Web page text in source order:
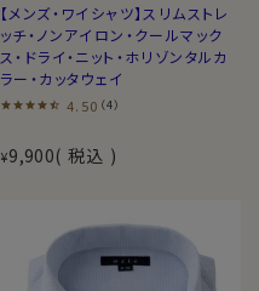
【メンズ・ワイシャツ】スリムストレ
ッチ・ノンアイロン・クールマック
ス・ドライ・ニット・ホリゾンタルカ
ラー・カッタウェイ
4.50 （4）
¥9,900 税込